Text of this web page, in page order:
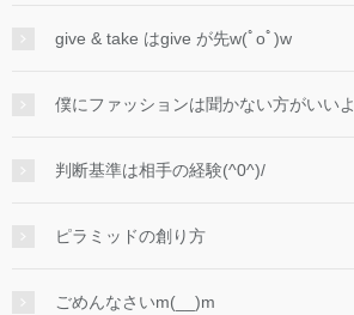
give & take はgive が先w(ﾟoﾟ)w
僕にファッションは聞かない方がいいよ
判断基準は相手の経験(^0^)/
ピラミッドの創り方
ごめんなさいm(__)m